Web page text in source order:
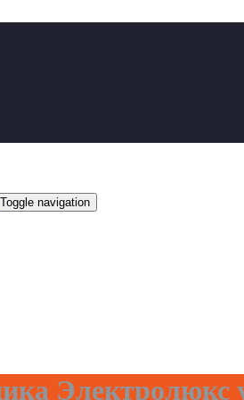
Toggle navigation
Электролюкс